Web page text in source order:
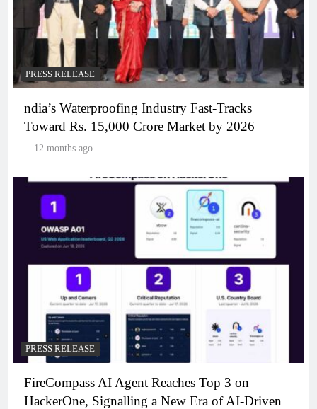
PRESS RELEASE
ndia’s Waterproofing Industry Fast-Tracks
Toward Rs. 15,000 Crore Market by 2026
12 months ago
PRESS RELEASE
FireCompass AI Agent Reaches Top 3 on
HackerOne, Signalling a New Era of AI-Driven